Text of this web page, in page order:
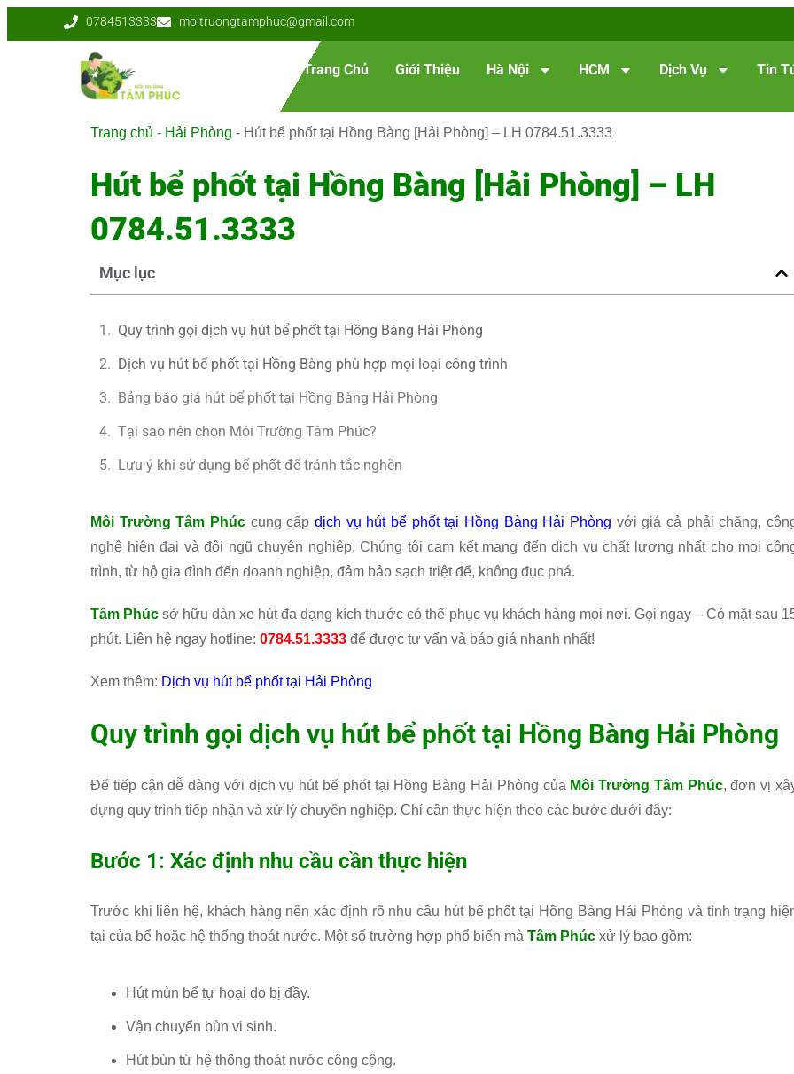
0784513333 moitruongtamphuc@gmail.com
Trang Chủ Giới Thiệu Hà Nội HCM Dịch Vụ Tin
Trang chủ - Hải Phòng - Hút bể phốt tại Hồng Bàng [Hải Phòng] – LH 0784.51.3333
Hút bể phốt tại Hồng Bàng [Hải Phòng] – LH
0784.51.3333
Mục lục
Quy trình gọi dịch vụ hút bể phốt tại Hồng Bàng Hải Phòng
Dịch vụ hút bể phốt tại Hồng Bàng phù hợp mọi loại công trình
Bảng báo giá hút bể phốt tại Hồng Bàng Hải Phòng
Tại sao nên chọn Môi Trường Tâm Phúc?
Lưu ý khi sử dụng bể phốt để tránh tắc nghẽn
Môi Trường Tâm Phúc cung cấp dịch vụ hút bể phốt tại Hồng Bàng Hải Phòng với giá cả phải chăng,
nghệ hiện đại và đội ngũ chuyên nghiệp. Chúng tôi cam kết mang đến dịch vụ chất lượng nhất cho mọi
trình, từ hộ gia đình đến doanh nghiệp, đảm bảo sạch triệt để, không đục phá.
Tâm Phúc sở hữu dàn xe hút đa dạng kích thước có thể phục vụ khách hàng mọi nơi. Gọi ngay – Có mặt sau
phút. Liên hệ ngay hotline: 0784.51.3333 để được tư vấn và báo giá nhanh nhất!
Xem thêm: Dịch vụ hút bể phốt tại Hải Phòng
Quy trình gọi dịch vụ hút bể phốt tại Hồng Bàng Hải Phòng
Để tiếp cận dễ dàng với dịch vụ hút bể phốt tại Hồng Bàng Hải Phòng của Môi Trường Tâm Phúc, đơn vị
dựng quy trình tiếp nhận và xử lý chuyên nghiệp. Chỉ cần thực hiện theo các bước dưới đây:
Bước 1: Xác định nhu cầu cần thực hiện
Trước khi liên hệ, khách hàng nên xác định rõ nhu cầu hút bể phốt tại Hồng Bàng Hải Phòng và tình trạng
tại của bể hoặc hệ thống thoát nước. Một số trường hợp phổ biến mà Tâm Phúc xử lý bao gồm:
Hút mùn bể tự hoại do bị đầy.
Vận chuyển bùn vi sinh.
Hút bùn từ hệ thống thoát nước công cộng.